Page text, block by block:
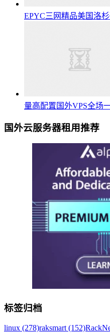
EPYC三网精品美国洛
量高配置国外VPS全场
国外云服务器租用推荐
标签归档
linux (278)raksmart (152)